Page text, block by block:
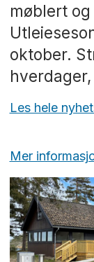
møblert
oktober.
Les hele
Mer